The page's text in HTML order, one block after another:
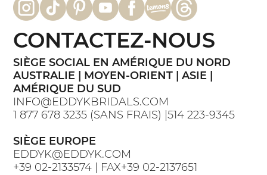
SIÈGE SOCIAL EN AMÉRIQUE DU NORD
AUSTRALIE | MOYEN-ORIENT | ASIE |
AMÉRIQUE DU SUD
INFO@EDDYKBRIDALS.COM
1 877 678 3235 (SANS FRAIS) |514 223-9345
SIÈGE EUROPE
EDDYK@EDDYK.COM
+39 02-2133574 | FAX+39 02-2137651
CONTACTEZ-NOUS